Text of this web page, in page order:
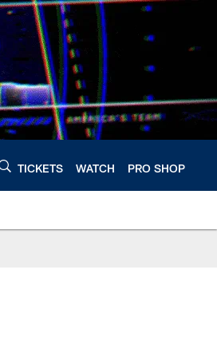
TICKETS WATCH PRO SHOP